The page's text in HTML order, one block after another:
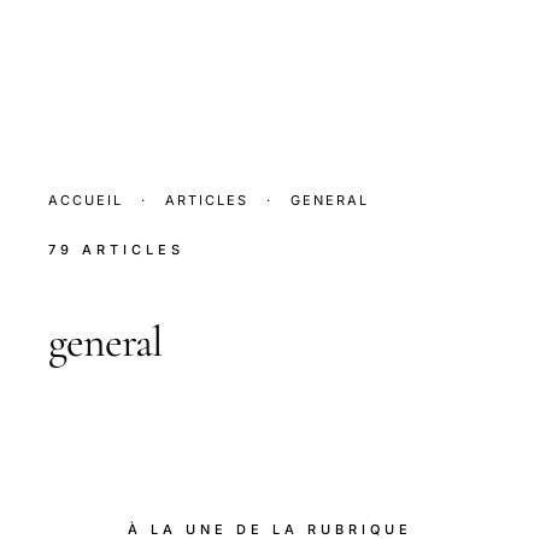
ACCUEIL · ARTICLES · GENERAL
79 ARTICLES
general
À LA UNE DE LA RUBRIQUE